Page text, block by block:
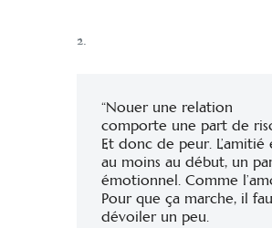
2.
“Nouer une relation
comporte une part de
Et donc de peur. L’amitié
au moins au début, un
émotionnel. Comme
Pour que ça marche, il
dévoiler un peu.